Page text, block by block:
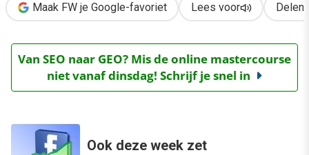
Maak FW je Google-favoriet Lees voor Delen
Van SEO naar GEO? Mis de online mastercourse
niet vanaf dinsdag! Schrijf je snel in
Ook deze week zet